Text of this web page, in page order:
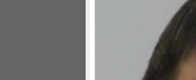
花旗银行大中华区首席经
现在全球债务危机，欧洲或
危机爆发过程本身就是一个
新的票据，都可以在某种程
看，这是一个非常痛苦的过